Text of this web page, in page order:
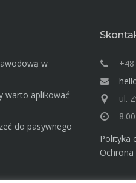
w
warto aplikować
do pasywnego
ul.
Polityka